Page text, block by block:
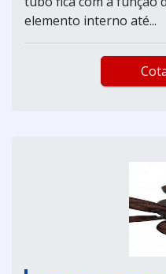
elemento interno até...